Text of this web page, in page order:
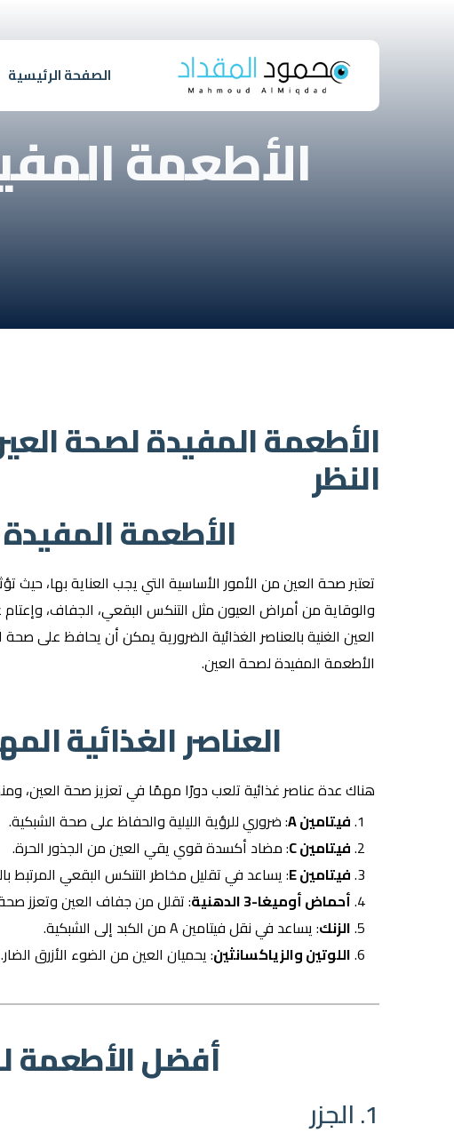
الصفحة الرئيسية
الأطعمة
الأطعمة المفيدة لصحة
النظر
الأطعمة
تعتبر صحة العين من الأمور الأساسية التي يجب العناية بها، حيث
والوقاية من أمراض العيون مثل التنكس البقعي، الجفاف،
العين الغنية بالعناصر الغذائية الضرورية يمكن أن يحافظ على
الأطعمة المفيدة لصحة العين.
العناصر الغذائية
هناك عدة عناصر غذائية تلعب دورًا مهمًا في تعزيز صحة العين،
فيتامين A : ضروري للرؤية الليلية والحفاظ على صحة الشبكية.
فيتامين C : مضاد أكسدة قوي يقي العين من الجذور الحرة.
فيتامين E : يساعد في تقليل مخاطر التنكس البقعي المرتبط
أحماض أوميغا-3 الدهنية
: تقلل من جفاف العين وتعزز
الزنك: يساعد في نقل فيتامين A من الكبد إلى الشبكية.
اللوتين والزياكسانثين: يحميان العين من الضوء الأزرق الضار.
أفضل الأطعمة
1. الجزر